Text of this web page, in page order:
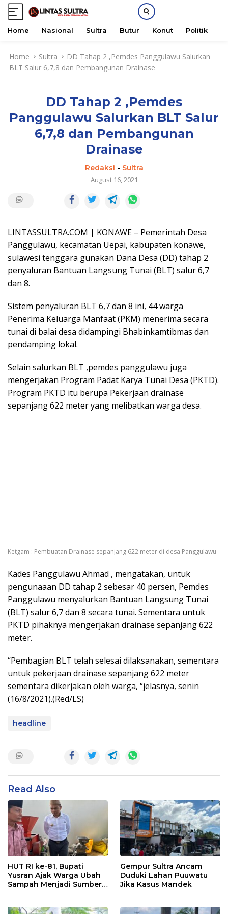
Home Nasional Sultra Butur Konut Politik
Home Sultra
DD Tahap 2 ,Pemdes Panggulawu Salurkan
BLT Salur 6,7,8 dan Pembangunan Drainase
DD Tahap 2 ,Pemdes
Panggulawu Salurkan BLT Salur
6,7,8 dan Pembangunan
Drainase
Redaksi - Sultra
August 16, 2021
LINTASSULTRA.COM | KONAWE – Pemerintah Desa
Panggulawu, kecamatan Uepai, kabupaten konawe,
sulawesi tenggara gunakan Dana Desa (DD) tahap 2
penyaluran Bantuan Langsung Tunai (BLT) salur 6,7
dan 8.
Sistem penyaluran BLT 6,7 dan 8 ini, 44 warga
Penerima Keluarga Manfaat (PKM) menerima secara
tunai di balai desa didampingi Bhabinkamtibmas dan
pendamping lokal.
Selain salurkan BLT ,pemdes panggulawu juga
mengerjakan Program Padat Karya Tunai Desa (PKTD).
Program PKTD itu berupa Pekerjaan drainase
sepanjang 622 meter yang melibatkan warga desa.
Ketgam : Pembuatan Drainase sepanjang 622 meter di desa Panggulawu
Kades Panggulawu Ahmad , mengatakan, untuk
pengunaaan DD tahap 2 sebesar 40 persen, Pemdes
Panggulawu menyalurkan Bantuan Langsung Tunai
(BLT) salur 6,7 dan 8 secara tunai. Sementara untuk
PKTD pihaknya mengerjakan drainase sepanjang 622
meter.
“Pembagian BLT telah selesai dilaksanakan, sementara
untuk pekerjaan drainase sepanjang 622 meter
sementara dikerjakan oleh warga, “jelasnya, senin
(16/8/2021).(Red/LS)
headline
Read Also
HUT RI ke-81, Bupati
Yusran Ajak Warga Ubah
Sampah Menjadi Sumber
Gempur Sultra Ancam
Duduki Lahan Puuwatu
Jika Kasus Mandek